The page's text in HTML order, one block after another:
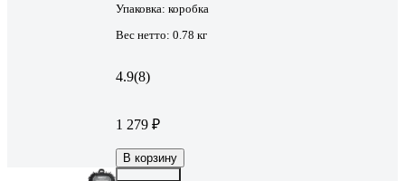
Упаковка: коробка
Вес нетто: 0.78 кг
4.9(8)
1 279 ₽
В корзину